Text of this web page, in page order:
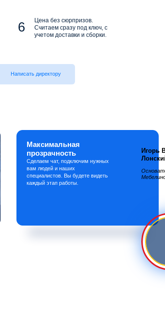
Цена без сюрпризов.
Считаем сразу под ключ, с
учетом доставки и сборки.
Написать директору
Игорь
Максимальная
прозрачность
Сделаем чат, подключим нужных
вам людей и наших
специалистов. Вы будете видеть
каждый этап работы.